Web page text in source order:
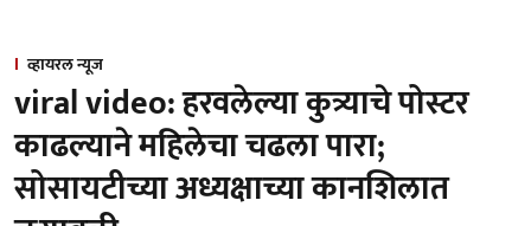
व्हायरल न्यूज
viral video: हरवलेल्या कुत्र्याचे पोस्टर
काढल्याने महिलेचा चढला पारा;
सोसायटीच्या अध्यक्षाच्या कानशिलात